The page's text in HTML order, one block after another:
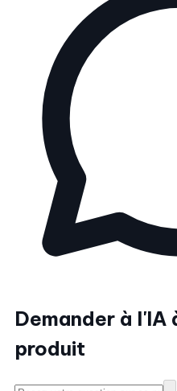
Demander à l'IA
produit